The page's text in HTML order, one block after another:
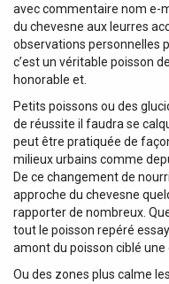
avec commentaire nom e-
du chevesne aux leurres
observations personnelles
c’est un véritable poisson
honorable et.
Petits poissons ou des
de réussite il faudra se
peut être pratiquée de
milieux urbains comme
De ce changement de
approche du chevesne
rapporter de nombreux.
tout le poisson repéré
amont du poisson ciblé
Ou des zones plus calme